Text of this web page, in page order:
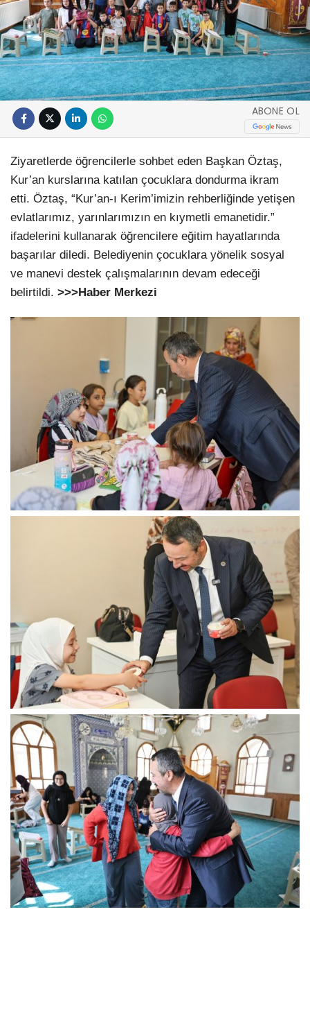
ABONE OL
Ziyaretlerde öğrencilerle sohbet eden Başkan Öztaş,
Kur’an kurslarına katılan çocuklara dondurma ikram
etti. Öztaş, “Kur’an-ı Kerim’imizin rehberliğinde yetişen
evlatlarımız, yarınlarımızın en kıymetli emanetidir.”
ifadelerini kullanarak öğrencilere eğitim hayatlarında
başarılar diledi. Belediyenin çocuklara yönelik sosyal
ve manevi destek çalışmalarının devam edeceği
belirtildi. >>>Haber Merkezi